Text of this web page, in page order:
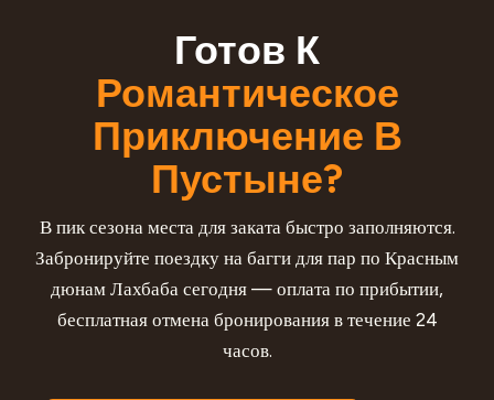
Готов К
Романтическое
Приключение В
Пустыне?
В пик сезона места для заката быстро заполняются.
Забронируйте поездку на багги для пар по Красным
дюнам Лахбаба сегодня — оплата по прибытии,
бесплатная отмена бронирования в течение 24
часов.